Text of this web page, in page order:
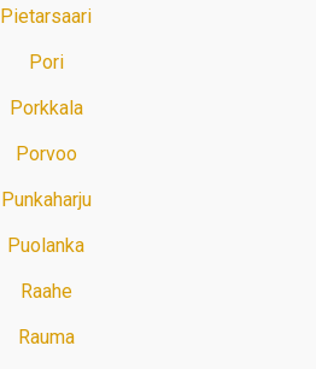
Pietarsaari
Pori
Porkkala
Porvoo
Punkaharju
Puolanka
Raahe
Rauma